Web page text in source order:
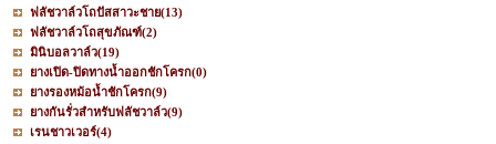
ฟลัชวาล์วโถปัสสาวะชาย(13)
ฟลัชวาล์วโถสุขภัณฑ์(2)
มินิบอลวาล์ว(19)
ยางเปิด-ปิดทางน้ำออกชักโครก(0)
ยางรองหม้อน้ำชักโครก(9)
ยางกันรั่วสำหรับฟลัชวาล์ว(9)
เรนชาวเวอร์(4)